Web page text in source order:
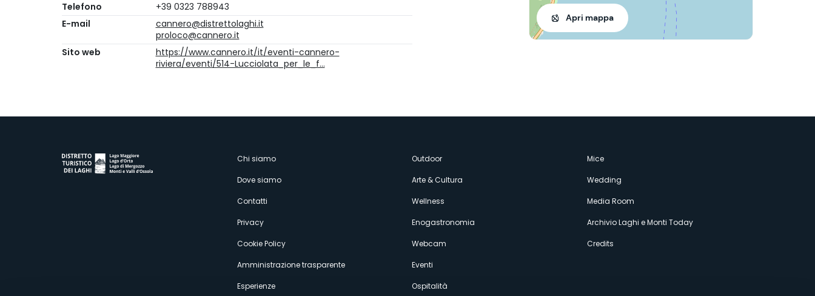
Telefono
+39 0323 788943
E-mail
cannero@distrettolaghi.it
proloco@cannero.it
Sito web
https://www.cannero.it/it/eventi-cannero-
riviera/eventi/514-Lucciolata_per_le_f…
Apri mappa
Menù
secondario
Chi siamo
Dove siamo
Contatti
Privacy
Cookie Policy
Amministrazione trasparente
Esperienze
Outdoor
Arte & Cultura
Wellness
Enogastronomia
Webcam
Eventi
Ospitalità
Mice
Wedding
Media Room
Archivio Laghi e Monti Today
Credits